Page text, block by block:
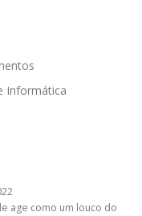
Informática
age como um louco do